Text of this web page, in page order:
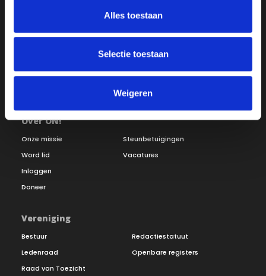
Alles toestaan
Selectie toestaan
Weigeren
Over ON!
Onze missie
Word lid
Inloggen
Doneer
Steunbetuigingen
Vacatures
Vereniging
Bestuur
Ledenraad
Raad van Toezicht
Redactiestatuut
Openbare registers